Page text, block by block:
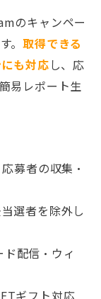
のキャンペー
。取得できる
も対応し、応
易レポート生
募者の収集・
選者を除外し
配信・ウィ
ギフト対応